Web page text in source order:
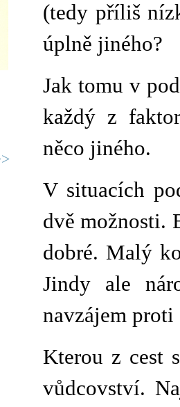
(tedy příliš
úplně jiného?
Jak tomu v
každý z
něco jiného.
V situacích
dvě možnosti.
dobré. Malý
Jindy ale
navzájem
Kterou z cest
vůdcovství.